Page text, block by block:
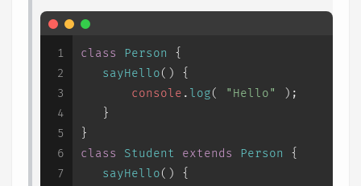
1
2
3
4
5
6
7
class Person
{
sayHello( ) {
console . log( "Hello"
);
   }
}
class
Student extends Person
{
sayHello( ) {